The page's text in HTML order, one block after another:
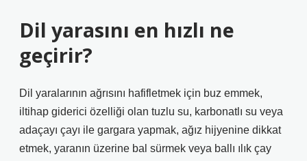
Dil yarasını en hızlı ne
geçirir?
Dil yaralarının ağrısını hafifletmek için buz emmek,
iltihap giderici özelliği olan tuzlu su, karbonatlı su veya
adaçayı çayı ile gargara yapmak, ağız hijyenine dikkat
etmek, yaranın üzerine bal sürmek veya ballı ılık çay